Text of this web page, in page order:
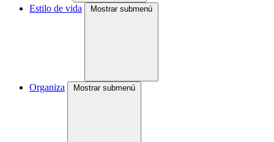
Estilo de vida Mostrar submenú
Organiza Mostrar submenú